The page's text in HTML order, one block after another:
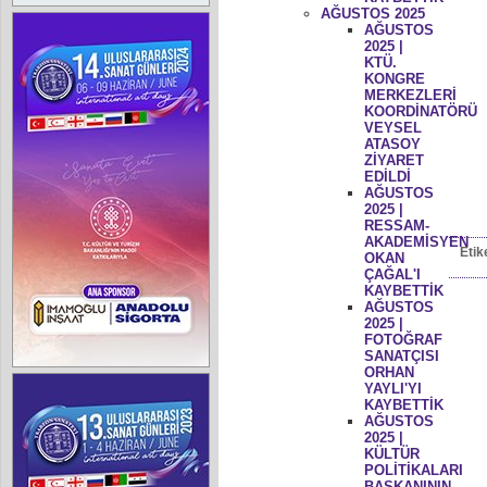
AĞUSTOS 2025
AĞUSTOS
2025 |
KTÜ.
KONGRE
MERKEZLERİ
KOORDİNATÖRÜ
VEYSEL
ATASOY
ZİYARET
EDİLDİ
AĞUSTOS
2025 |
RESSAM-
AKADEMİSYEN
OKAN
ÇAĞAL'I
KAYBETTİK
AĞUSTOS
2025 |
FOTOĞRAF
SANATÇISI
ORHAN
YAYLI'YI
KAYBETTİK
AĞUSTOS
2025 |
KÜLTÜR
POLİTİKALARI